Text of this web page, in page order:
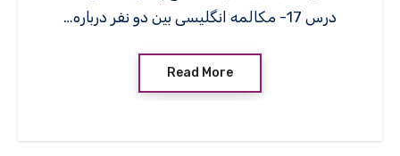
درس 17- مکالمه انگلیسی بین دو نفر درباره…
Read More